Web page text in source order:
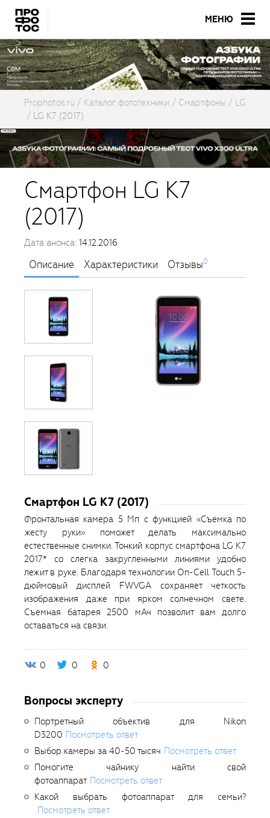
МЕНЮ
Prophotos.ru Каталог фототехники Смартфоны
LG
LG K7 (2017)
Смартфон LG K7
(2017)
Дата анонса: 14.12.2016
Описание Характеристики Отзывы0
Смартфон LG K7 (2017)
Фронтальная камера 5 Мп с функцией «Съемка по
жесту руки» поможет делать максимально
естественные снимки. Тонкий корпус смартфона LG K7
2017* со слегка закругленными линиями удобно
лежит в руке. Благодаря технологии On-Cell Touch 5-
дюймовый дисплей FWVGA сохраняет четкость
изображения даже при ярком солнечном свете.
Съемная батарея 2500 мАч позволит вам долго
оставаться на связи.
0 0 0
Вопросы эксперту
Портретный объектив для Nikon
D3200 Посмотреть ответ
Выбор камеры за 40-50 тысяч Посмотреть ответ
Помогите чайнику найти свой
фотоаппарат Посмотреть ответ
Какой выбрать фотоаппарат для семьи?
Посмотреть ответ